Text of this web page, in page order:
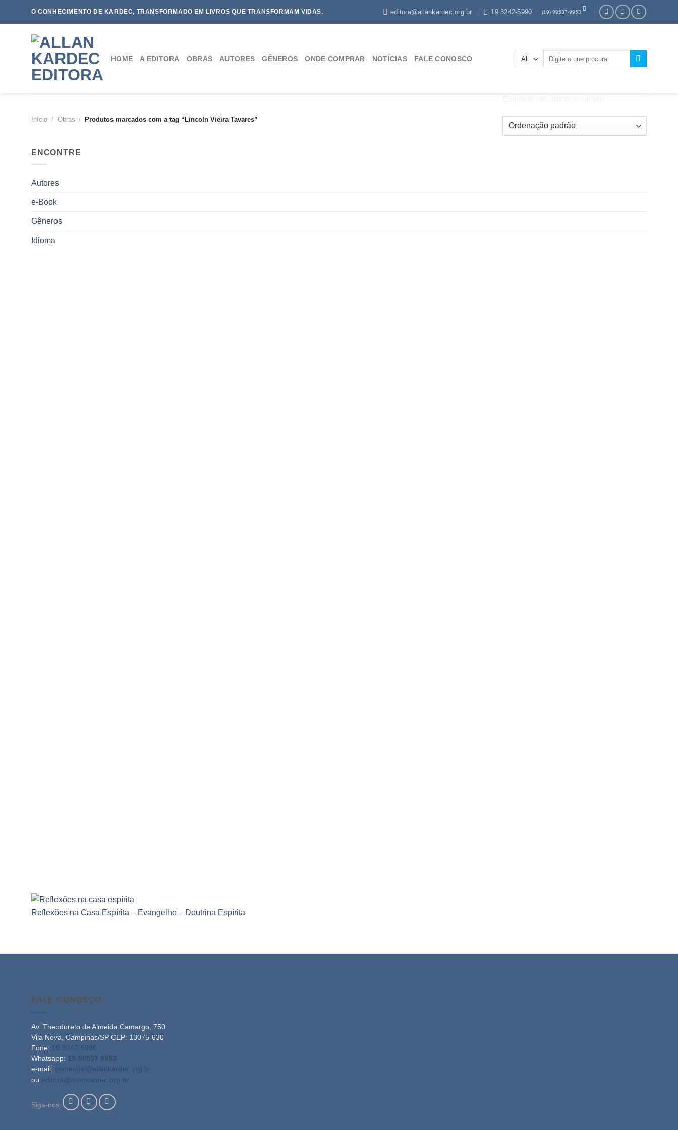
O CONHECIMENTO DE KARDEC, TRANSFORMADO EM LIVROS QUE TRANSFORMAM VIDAS. editora@allankardec.org.br 19 3242-5990 (19) 99537-9953
HOME A EDITORA OBRAS AUTORES GÊNEROS ONDE COMPRAR NOTÍCIAS FALE CONOSCO
Início / Obras / Produtos marcados com a tag “Lincoln Vieira Tavares”
ENCONTRE
Autores
e-Book
Gêneros
Idioma
Reflexões na Casa Espírita – Evangelho – Doutrina Espírita
FALE CONOSCO
Av. Theodureto de Almeida Camargo, 750
Vila Nova, Campinas/SP CEP: 13075-630
Fone: 19 3242-5990
Whatsapp: 19-99537 9953
e-mail: comercial@allankardec.org.br
ou editora@allankardec.org.br
Siga-nos: